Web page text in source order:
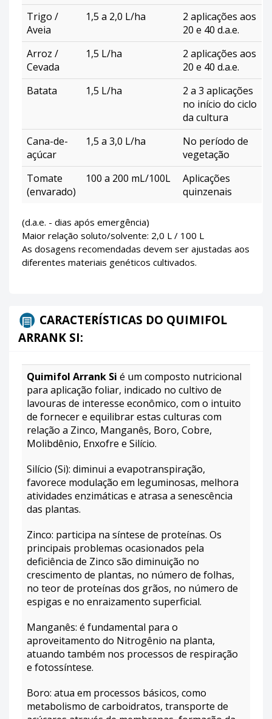
Trigo /
Aveia
1,5 a 2,0 L/ha
2 aplicações aos
20 e 40 d.a.e.
Arroz /
Cevada
1,5 L/ha
2 aplicações aos
20 e 40 d.a.e.
Batata
1,5 L/ha
2 a 3 aplicações
no início do ciclo
da cultura
Cana-de-
açúcar
1,5 a 3,0 L/ha
No período de
vegetação
Tomate
(envarado)
100 a 200 mL/100L
Aplicações
quinzenais
(d.a.e. - dias após emergência)
Maior relação soluto/solvente: 2,0 L / 100 L
As dosagens recomendadas devem ser ajustadas aos
diferentes materiais genéticos cultivados.
CARACTERÍSTICAS DO QUIMIFOL
ARRANK SI:
Quimifol Arrank Si é um composto nutricional
para aplicação foliar, indicado no cultivo de
lavouras de interesse econômico, com o intuito
de fornecer e equilibrar estas culturas com
relação a Zinco, Manganês, Boro, Cobre,
Molibdênio, Enxofre e Silício.
Silício (Si): diminui a evapotranspiração,
favorece modulação em leguminosas, melhora
atividades enzimáticas e atrasa a senescência
das plantas.
Zinco: participa na síntese de proteínas. Os
principais problemas ocasionados pela
deficiência de Zinco são diminuição no
crescimento de plantas, no número de folhas,
no teor de proteínas dos grãos, no número de
espigas e no enraizamento superficial.
Manganês: é fundamental para o
aproveitamento do Nitrogênio na planta,
atuando também nos processos de respiração
e fotossíntese.
Boro: atua em processos básicos, como
metabolismo de carboidratos, transporte de